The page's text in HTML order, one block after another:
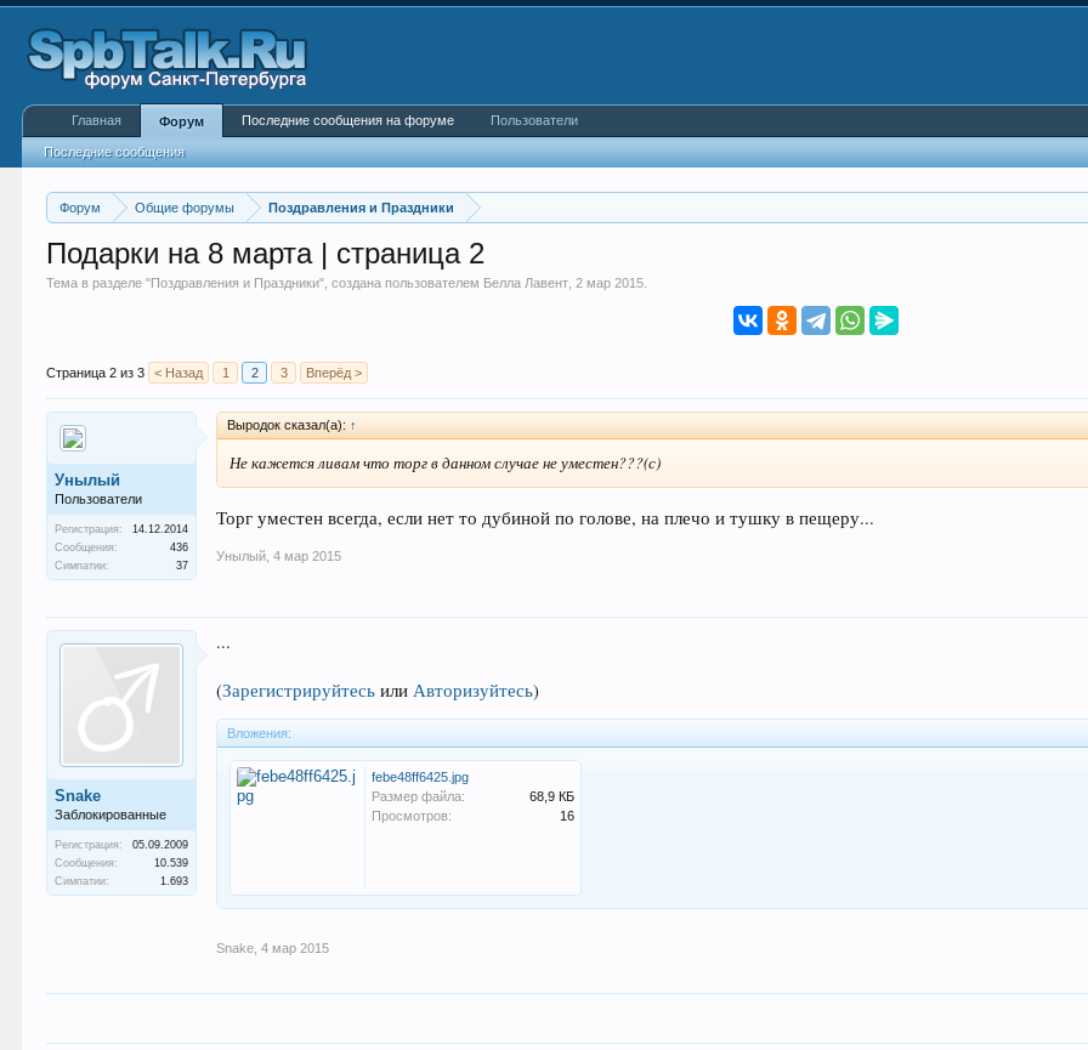
Форум Общие форумы Поздравления и Праздники
Подарки на 8 марта | страница 2
Тема в разделе "Поздравления и Праздники", создана пользователем Белла Лавент ,2 мар 2015
Страница 2 из 3 < Назад 1 2 3 Вперёд >
Унылый
Пользователи
Регистрация:
14.12.2014
Сообщения:
436
Симпатии:
37
Выродок сказал(а): ↑
Не кажется ливам что торг в данном случае не уместен???(с)
Торг уместен всегда, если нет то дубиной по голове, на плечо и тушку в пещеру...
Унылый 4 мар 2015
Snake
Заблокированные
Регистрация:
05.09.2009
Сообщения:
10.539
Симпатии:
1.693
...
(Зарегистрируйтесь илиАвторизуйтесь)
Вложения:
febe48ff6425.jpg
Размер файла:
68,9 КБ
Просмотров:
16
Snake 4 мар 2015
Главная Форум
Последние сообщения
Последние сообщения на форуме Пользователи